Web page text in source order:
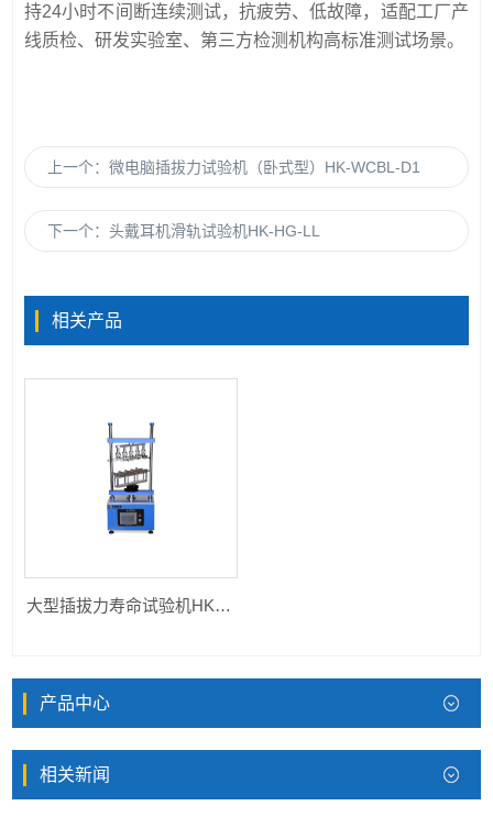
持24小时不间断连续测试，抗疲劳、低故障，适配工厂产
线质检、研发实验室、第三方检测机构高标准测试场景。
上一个：微电脑插拔力试验机（卧式型）HK-WCBL-D1
下一个：头戴耳机滑轨试验机HK-HG-LL
相关产品
大型插拔力寿命试验机HK-WCBL-DD1
产品中心
相关新闻